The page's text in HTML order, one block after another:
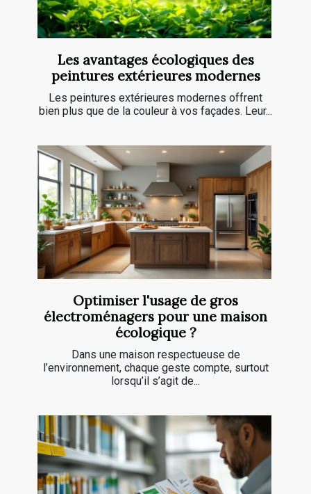
Les avantages écologiques des
peintures extérieures modernes
Les peintures extérieures modernes offrent
bien plus que de la couleur à vos façades. Leur...
Optimiser l'usage de gros
électroménagers pour une maison
écologique ?
Dans une maison respectueuse de
l’environnement, chaque geste compte, surtout
lorsqu’il s’agit de...